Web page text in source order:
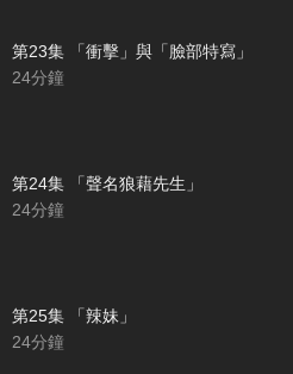
第23集 「衝擊」與「臉部特寫」
24分鐘
第24集 「聲名狼藉先生」
24分鐘
第25集 「辣妹」
24分鐘